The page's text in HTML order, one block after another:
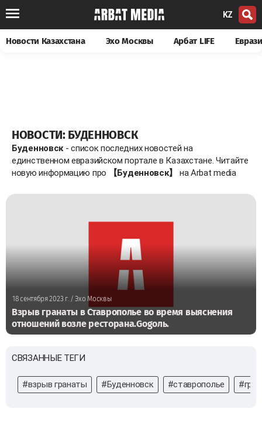
KZ
Новости Казахстана Эхо Москвы Арбат LIFE
НОВОСТИ: БУДЕННОВСК
Буденновск - список последних новостей на
единственном евразийском портале в Казахстане. Читайте
новую информацию про
【Буденновск】 на Arbat media
18 сентября 2023 г./ Эхо Москвы
Взрыв гранаты в Ставрополье во время выяснения
отношений возле ресторана.Gogoль.
СВЯЗАННЫЕ ТЕГИ
#взрыв гранаты #Буденновск #ставрополье